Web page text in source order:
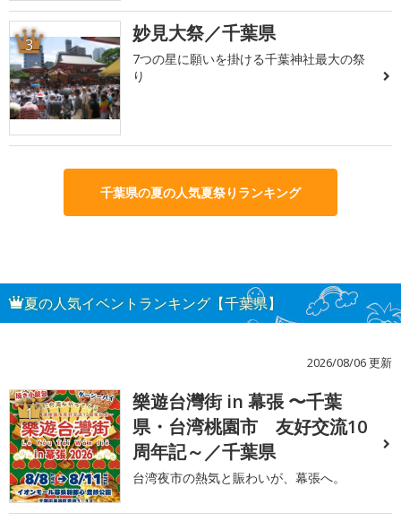
3 妙見大祭／千葉県
7つの星に願いを掛ける千葉神社最大の祭
り
千葉県の夏の人気夏祭りランキング
夏の人気イベントランキング【千葉県】
2026/08/06 更新
1
樂遊台灣街 in 幕張 〜千葉
県・台湾桃園市 友好交流10
周年記～／千葉県
台湾夜市の熱気と賑わいが、幕張へ。